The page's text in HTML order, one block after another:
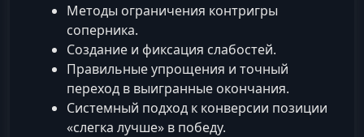
Методы ограничения контригры
соперника.
Создание и фиксация слабостей.
Правильные упрощения и точный
переход в выигранные окончания.
Системный подход к конверсии позиции
«слегка лучше» в победу.